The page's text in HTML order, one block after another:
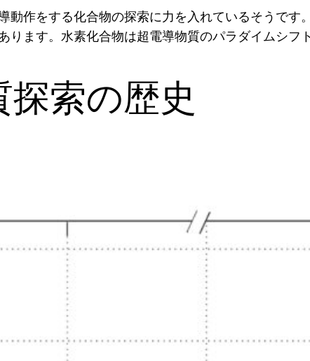
動作をする化合物の探索に力を入れているそうで
ります。水素化合物は超電導物質のパラダイムシフ
索の歴史